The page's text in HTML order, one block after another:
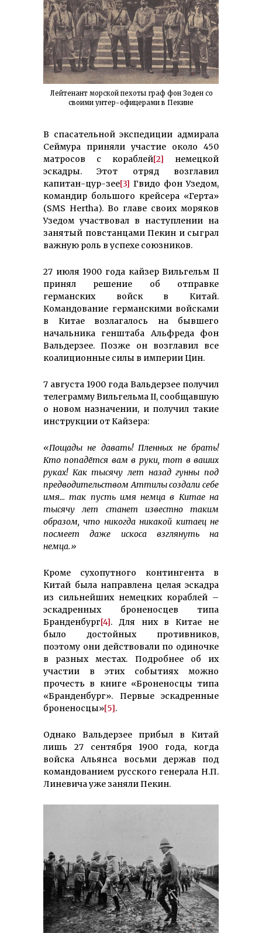
Лейтенант морской пехоты граф фон Зоден со
своими унтер-офицерами в Пекине
В спасательной экспедиции адмирала
Сеймура приняли участие около 450
матросов с кораблей[2] немецкой
эскадры. Этот отряд возглавил
капитан-цур-зее[3] Гвидо фон Узедом,
командир большого крейсера «Герта»
(SMS Hertha). Во главе своих моряков
Узедом участвовал в наступлении на
занятый повстанцами Пекин и сыграл
важную роль в успехе союзников.
27 июля 1900 года кайзер Вильгельм II
принял решение об отправке
германских войск в Китай.
Командование германскими войсками
в Китае возлагалось на бывшего
начальника генштаба Альфреда фон
Вальдерзее. Позже он возглавил все
коалиционные силы в империи Цин.
7 августа 1900 года Вальдерзее получил
телеграмму Вильгельма II, сообщавшую
о новом назначении, и получил такие
инструкции от Кайзера:
«Пощады не давать! Пленных не брать!
Кто попадётся вам в руки, тот в ваших
руках! Как тысячу лет назад гунны под
предводительством Аттилы создали себе
имя… так пусть имя немца в Китае на
тысячу лет станет известно таким
образом, что никогда никакой китаец не
посмеет даже искоса взглянуть на
немца.»
Кроме сухопутного контингента в
Китай была направлена целая эскадра
из сильнейших немецких кораблей –
эскадренных броненосцев типа
Бранденбург[4]. Для них в Китае не
было достойных противников,
поэтому они действовали по одиночке
в разных местах. Подробнее об их
участии в этих событиях можно
прочесть в книге «Броненосцы типа
«Бранденбург». Первые эскадренные
броненосцы»[5].
Однако Вальдерзее прибыл в Китай
лишь 27 сентября 1900 года, когда
войска Альянса восьми держав под
командованием русского генерала Н.П.
Линевича уже заняли Пекин.